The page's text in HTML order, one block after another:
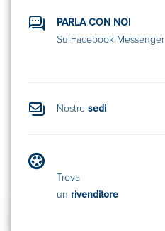
PARLA CON NOI
Su Facebook Messenger
Nostre sedi
Trova
un rivenditore